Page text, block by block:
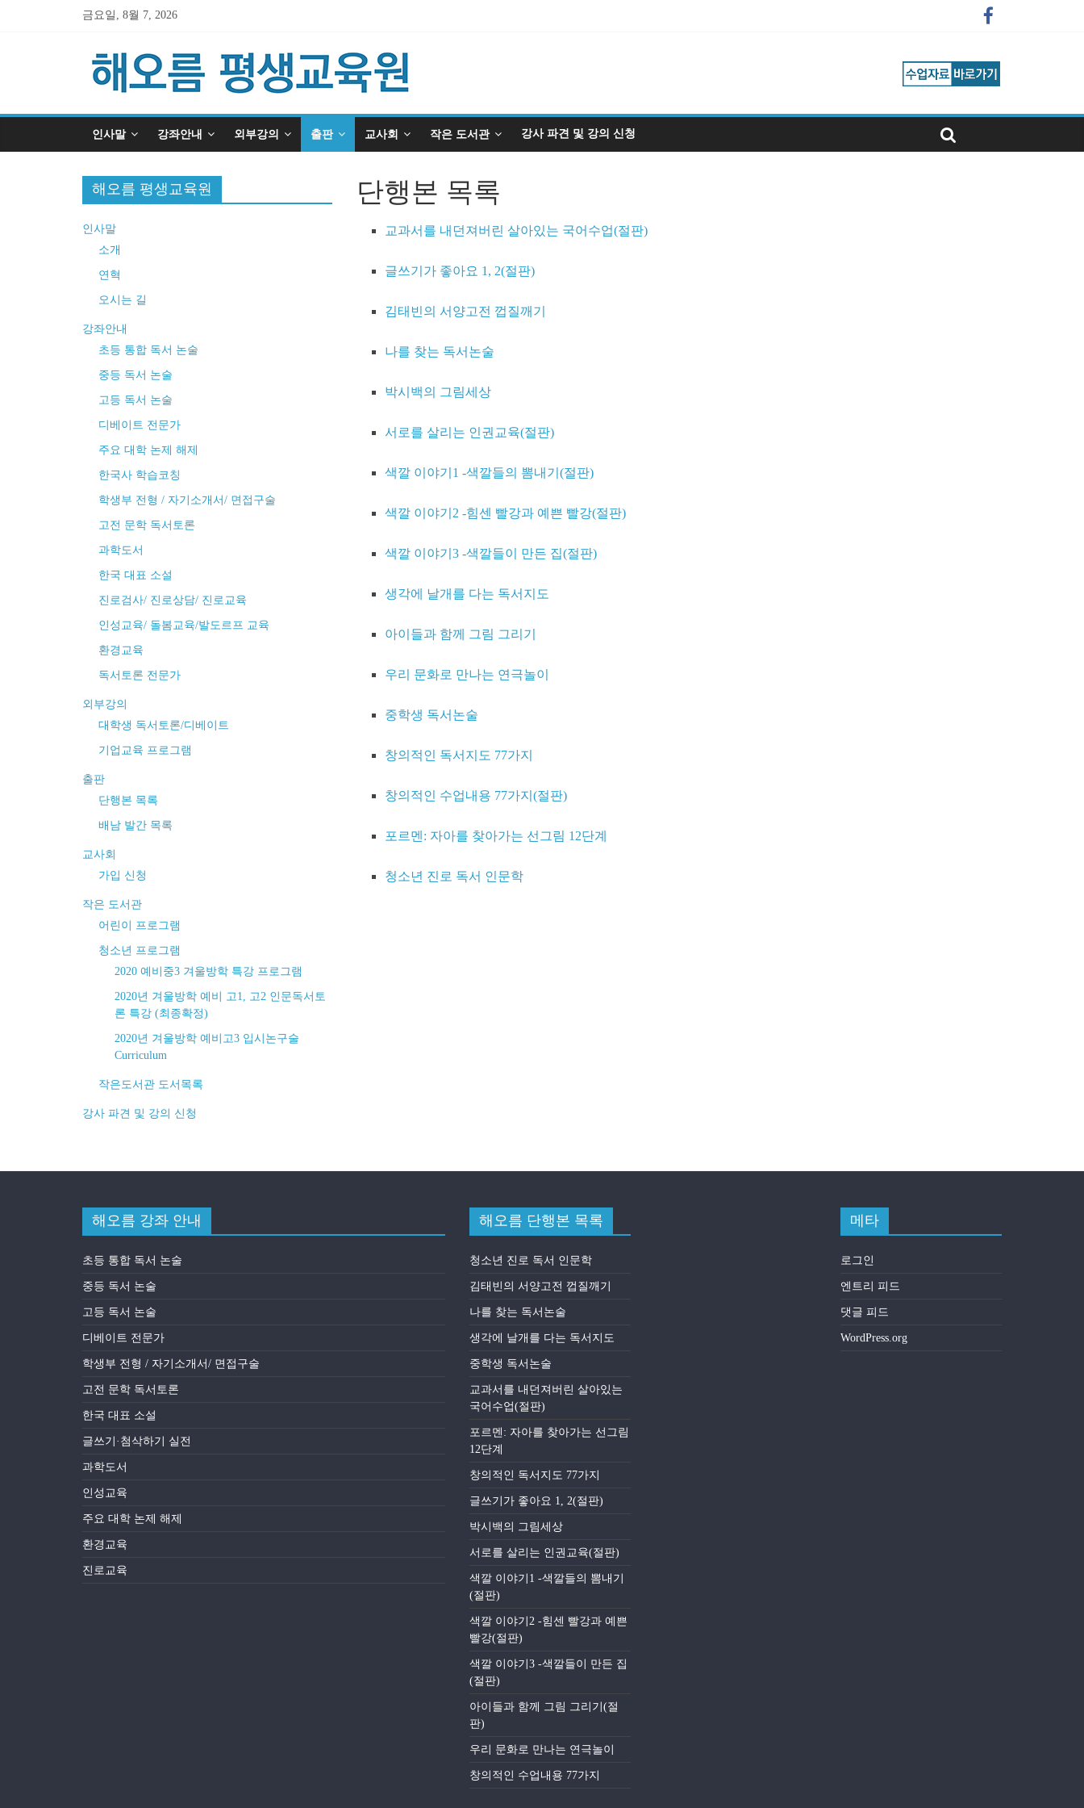
금요일, 8월 7, 2026
인사말 강좌안내 외부강의 출판 교사회 작은 도서관 강사 파견 및 강의 신청
단행본 목록
교과서를 내던져버린 살아있는 국어수업(절판)
글쓰기가 좋아요 1, 2(절판)
김태빈의 서양고전 껍질깨기
나를 찾는 독서논술
박시백의 그림세상
서로를 살리는 인권교육(절판)
색깔 이야기1 -색깔들의 뽐내기(절판)
색깔 이야기2 -힘센 빨강과 예쁜 빨강(절판)
색깔 이야기3 -색깔들이 만든 집(절판)
생각에 날개를 다는 독서지도
아이들과 함께 그림 그리기
우리 문화로 만나는 연극놀이
중학생 독서논술
창의적인 독서지도 77가지
창의적인 수업내용 77가지(절판)
포르멘: 자아를 찾아가는 선그림 12단계
청소년 진로 독서 인문학
해오름 평생교육원
인사말
소개
연혁
오시는 길
강좌안내
초등 통합 독서 논술
중등 독서 논술
고등 독서 논술
디베이트 전문가
주요 대학 논제 해제
한국사 학습코칭
학생부 전형 / 자기소개서/ 면접구술
고전 문학 독서토론
과학도서
한국 대표 소설
진로검사/ 진로상담/ 진로교육
인성교육/ 돌봄교육/발도르프 교육
환경교육
독서토론 전문가
외부강의
대학생 독서토론/디베이트
기업교육 프로그램
출판
단행본 목록
배남 발간 목록
교사회
가입 신청
작은 도서관
어린이 프로그램
청소년 프로그램
2020 예비중3 겨울방학 특강 프로그램
2020년 겨울방학 예비 고1, 고2 인문독서토
론 특강 (최종확정)
2020년 겨울방학 예비고3 입시논구술
Curriculum
작은도서관 도서목록
강사 파견 및 강의 신청
해오름 강좌 안내
초등 통합 독서 논술
중등 독서 논술
고등 독서 논술
디베이트 전문가
학생부 전형 / 자기소개서/ 면접구술
고전 문학 독서토론
한국 대표 소설
글쓰기·첨삭하기 실전
과학도서
인성교육
주요 대학 논제 해제
환경교육
진로교육
해오름 단행본 목록
청소년 진로 독서 인문학
김태빈의 서양고전 껍질깨기
나를 찾는 독서논술
생각에 날개를 다는 독서지도
중학생 독서논술
교과서를 내던져버린 살아있는
국어수업(절판)
포르멘: 자아를 찾아가는 선그림
12단계
창의적인 독서지도 77가지
글쓰기가 좋아요 1, 2(절판)
박시백의 그림세상
서로를 살리는 인권교육(절판)
색깔 이야기1 -색깔들의 뽐내기
(절판)
색깔 이야기2 -힘센 빨강과 예쁜
빨강(절판)
색깔 이야기3 -색깔들이 만든 집
(절판)
아이들과 함께 그림 그리기(절
판)
우리 문화로 만나는 연극놀이
창의적인 수업내용 77가지
메타
로그인
엔트리 피드
댓글 피드
WordPress.org